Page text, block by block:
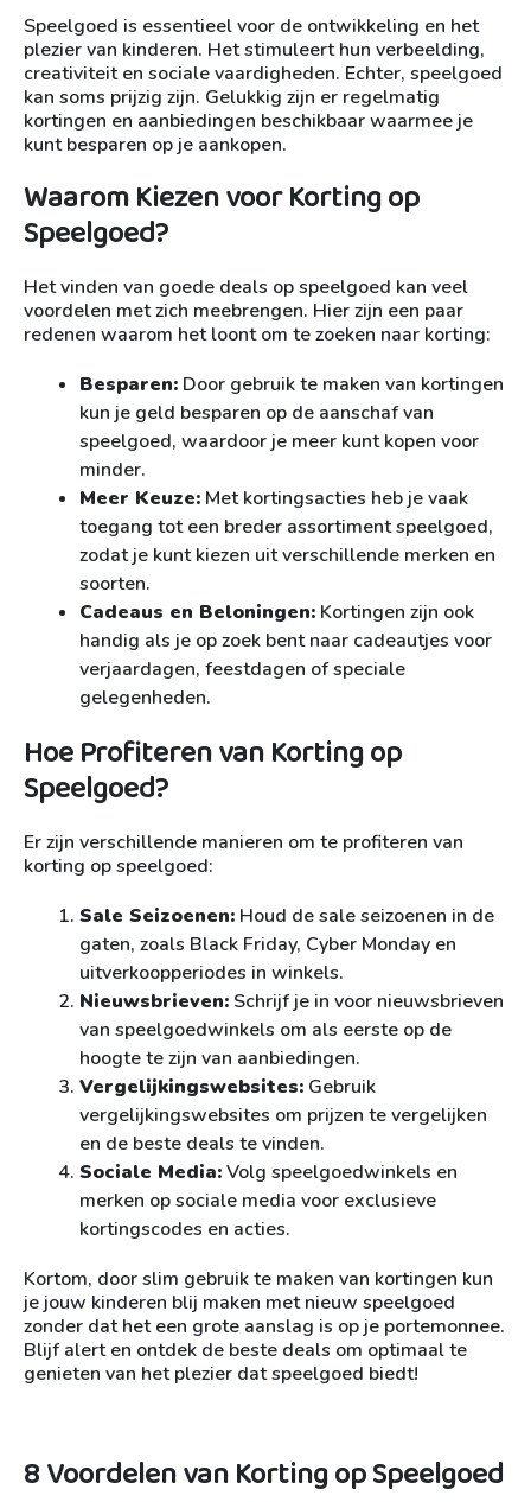
Speelgoed is essentieel voor de ontwikkeling en het
plezier van kinderen. Het stimuleert hun verbeelding,
creativiteit en sociale vaardigheden. Echter, speelgoed
kan soms prijzig zijn. Gelukkig zijn er regelmatig
kortingen en aanbiedingen beschikbaar waarmee je
kunt besparen op je aankopen.
Waarom Kiezen voor Korting op
Speelgoed?
Het vinden van goede deals op speelgoed kan veel
voordelen met zich meebrengen. Hier zijn een paar
redenen waarom het loont om te zoeken naar korting:
Besparen: Door gebruik te maken van kortingen
kun je geld besparen op de aanschaf van
speelgoed, waardoor je meer kunt kopen voor
minder.
Meer Keuze: Met kortingsacties heb je vaak
toegang tot een breder assortiment speelgoed,
zodat je kunt kiezen uit verschillende merken en
soorten.
Cadeaus en Beloningen: Kortingen zijn ook
handig als je op zoek bent naar cadeautjes voor
verjaardagen, feestdagen of speciale
gelegenheden.
Hoe Profiteren van Korting op
Speelgoed?
Er zijn verschillende manieren om te profiteren van
korting op speelgoed:
Sale Seizoenen: Houd de sale seizoenen in de
gaten, zoals Black Friday, Cyber Monday en
uitverkoopperiodes in winkels.
Nieuwsbrieven: Schrijf je in voor nieuwsbrieven
van speelgoedwinkels om als eerste op de
hoogte te zijn van aanbiedingen.
Vergelijkingswebsites: Gebruik
vergelijkingswebsites om prijzen te vergelijken
en de beste deals te vinden.
Sociale Media:Volg speelgoedwinkels en
merken op sociale media voor exclusieve
kortingscodes en acties.
Kortom, door slim gebruik te maken van kortingen kun
je jouw kinderen blij maken met nieuw speelgoed
zonder dat het een grote aanslag is op je portemonnee.
Blijf alert en ontdek de beste deals om optimaal te
genieten van het plezier dat speelgoed biedt!
8 Voordelen van Korting op Speelgoed